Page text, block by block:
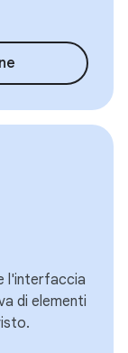
l'interfaccia
di elementi